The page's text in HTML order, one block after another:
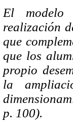
El
realización
que
que los
propio
la
p. 100).